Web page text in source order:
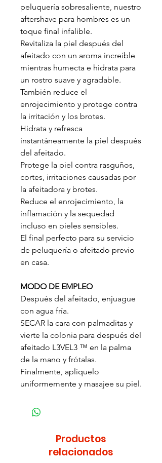
peluquería sobresaliente, nuestro
aftershave para hombres es un
toque final infalible.
Revitaliza la piel después del
afeitado con un aroma increíble
mientras humecta e hidrata para
un rostro suave y agradable.
También reduce el
enrojecimiento y protege contra
la irritación y los brotes.
Hidrata y refresca
instantáneamente la piel después
del afeitado.
Protege la piel contra rasguños,
cortes, irritaciones causadas por
la afeitadora y brotes.
Reduce el enrojecimiento, la
inflamación y la sequedad
incluso en pieles sensibles.
El final perfecto para su servicio
de peluquería o afeitado previo
en casa.
MODO DE EMPLEO
Después del afeitado, enjuague
con agua fría.
SECAR la cara con palmaditas y
vierte la colonia para después del
afeitado L3VEL3 ™ en la palma
de la mano y frótalas.
Finalmente, aplíquelo
uniformemente y masajee su piel.
Productos
relacionados